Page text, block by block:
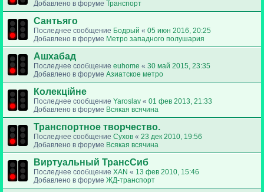
Добавлено в форуме Транспорт
Сантьяго
Последнее сообщение Бодрый « 05 июн 2016, 20:25
Добавлено в форуме Метро западного полушария
Ашхабад
Последнее сообщение euhome « 30 май 2015, 23:35
Добавлено в форуме Азиатское метро
Колекційне
Последнее сообщение Yaroslav « 01 фев 2013, 21:33
Добавлено в форуме Всякая всячина
Транспортное творчество.
Последнее сообщение Сухов « 23 дек 2010, 19:56
Добавлено в форуме Всякая всячина
Виртуальный ТрансСиб
Последнее сообщение XAN « 13 фев 2010, 15:46
Добавлено в форуме ЖД-транспорт